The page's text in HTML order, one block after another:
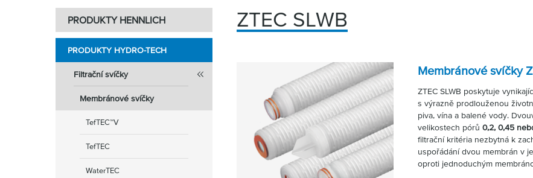
PRODUKTY HENNLICH
PRODUKTY HYDRO-TECH
Filtrační svíčky
Membránové svíčky
TefTEC™V
TefTEC
WaterTEC
ZTEC SLWB
Membránové svíčky
ZTEC SLWB poskytuje
s výrazně prodlouženou
piva, vína a balené vody.
velikostech pórů 0,2, 0,45
filtrační kritéria nezbytná k
uspořádání dvou membrán v
oproti jednoduchým